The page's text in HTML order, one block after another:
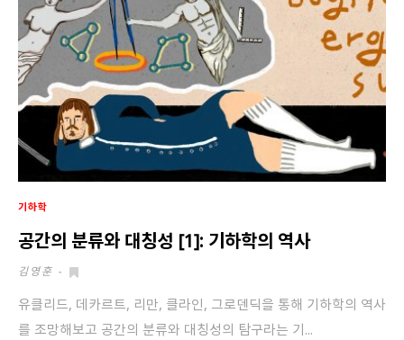
기하학
공간의 분류와 대칭성 [1]: 기하학의 역사
김영훈 -
유클리드, 데카르트, 리만, 클라인, 그로덴딕을 통해 기하학의 역사
를 조망해보고 공간의 분류와 대칭성의 탐구라는 기...